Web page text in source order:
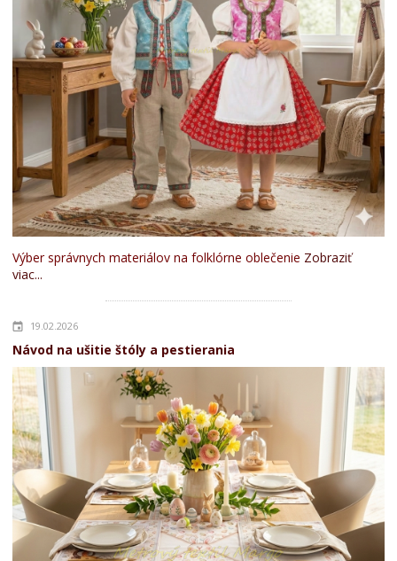
Výber správnych materiálov na folklórne oblečenie Zobraziť
viac...
19.02.2026
Návod na ušitie štóly a pestierania